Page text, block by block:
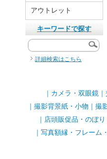
アウトレット
キーワードで探す
詳細検索はこちら
カメラ・双眼鏡
撮影背景紙・小物 撮
店頭販促品・のぼり
写真額縁・フレーム